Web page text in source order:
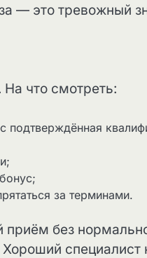
— это тревожный
что смотреть:
подтверждённая
за терминами.
приём без
специалист